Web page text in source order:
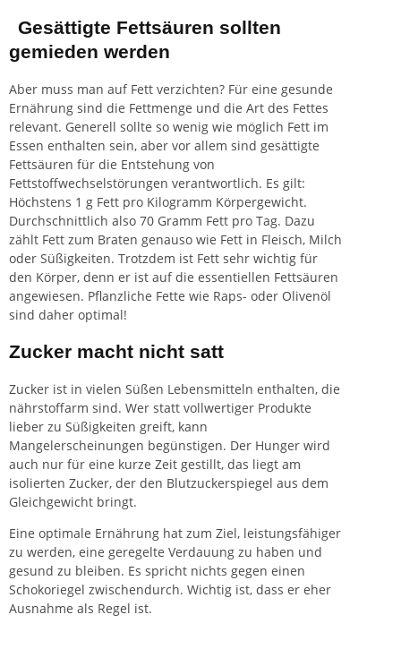
Gesättigte Fettsäuren sollten
gemieden werden
Aber muss man auf Fett verzichten? Für eine gesunde
Ernährung sind die Fettmenge und die Art des Fettes
relevant. Generell sollte so wenig wie möglich Fett im
Essen enthalten sein, aber vor allem sind gesättigte
Fettsäuren für die Entstehung von
Fettstoffwechselstörungen verantwortlich. Es gilt:
Höchstens 1 g Fett pro Kilogramm Körpergewicht.
Durchschnittlich also 70 Gramm Fett pro Tag. Dazu
zählt Fett zum Braten genauso wie Fett in Fleisch, Milch
oder Süßigkeiten. Trotzdem ist Fett sehr wichtig für
den Körper, denn er ist auf die essentiellen Fettsäuren
angewiesen. Pflanzliche Fette wie Raps- oder Olivenöl
sind daher optimal!
Zucker macht nicht satt
Zucker ist in vielen Süßen Lebensmitteln enthalten, die
nährstoffarm sind. Wer statt vollwertiger Produkte
lieber zu Süßigkeiten greift, kann
Mangelerscheinungen begünstigen. Der Hunger wird
auch nur für eine kurze Zeit gestillt, das liegt am
isolierten Zucker, der den Blutzuckerspiegel aus dem
Gleichgewicht bringt.
Eine optimale Ernährung hat zum Ziel, leistungsfähiger
zu werden, eine geregelte Verdauung zu haben und
gesund zu bleiben. Es spricht nichts gegen einen
Schokoriegel zwischendurch. Wichtig ist, dass er eher
Ausnahme als Regel ist.